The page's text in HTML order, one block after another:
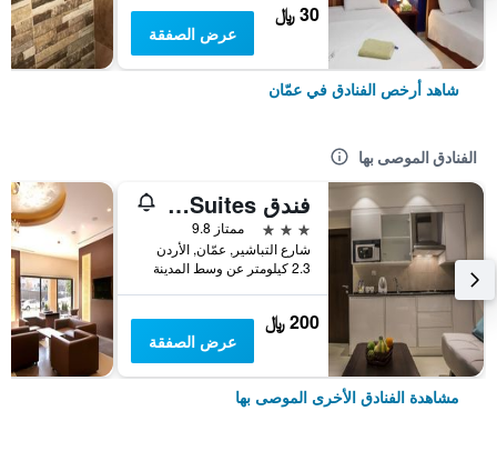
30 ﷼
عرض الصفقة
شاهد أرخص الفنادق في عمّان
الفنادق الموصى بها
فندق Naylover Suites
3 نجوم
ممتاز 9.8
شارع التباشير, عمّان, الأردن
2.3 كيلومتر عن وسط المدينة
200 ﷼
عرض الصفقة
مشاهدة الفنادق الأخرى الموصى بها